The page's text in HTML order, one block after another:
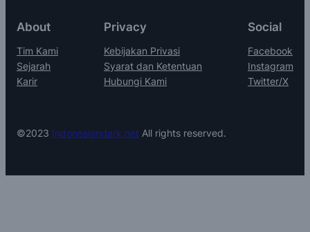
About
Tim Kami
Sejarah
Karir
Privacy
Kebijakan Privasi
Syarat dan Ketentuan
Hubungi Kami
Social
Facebook
Instagram
Twitter/X
©2023 Indonesiandark.net All rights reserved.